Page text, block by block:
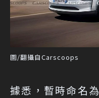
圖/翻攝自Carscoops
據悉，暫時命名